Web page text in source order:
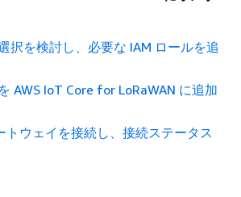
択を検討し、必要な IAM ロールを追
AWS IoT Core for LoRaWAN に追加
トウェイを接続し、接続ステータス